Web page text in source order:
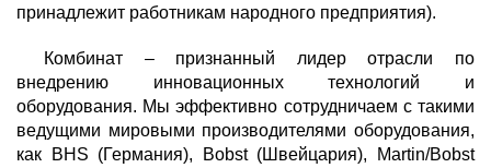
принадлежит работникам народного предприятия).
Комбинат – признанный лидер отрасли по
внедрению инновационных технологий и
оборудования. Мы эффективно сотрудничаем с такими
ведущими мировыми производителями оборудования,
как BHS (Германия), Bobst (Швейцария), Martin/Bobst